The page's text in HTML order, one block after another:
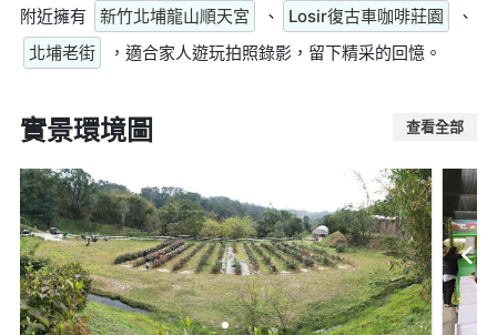
附近擁有 新竹北埔龍山順天宮 、 Losir復古車咖啡莊園
、
北埔老街
，適合家人遊玩拍照錄影，留下精采的回憶。
實景環境圖 查看全部